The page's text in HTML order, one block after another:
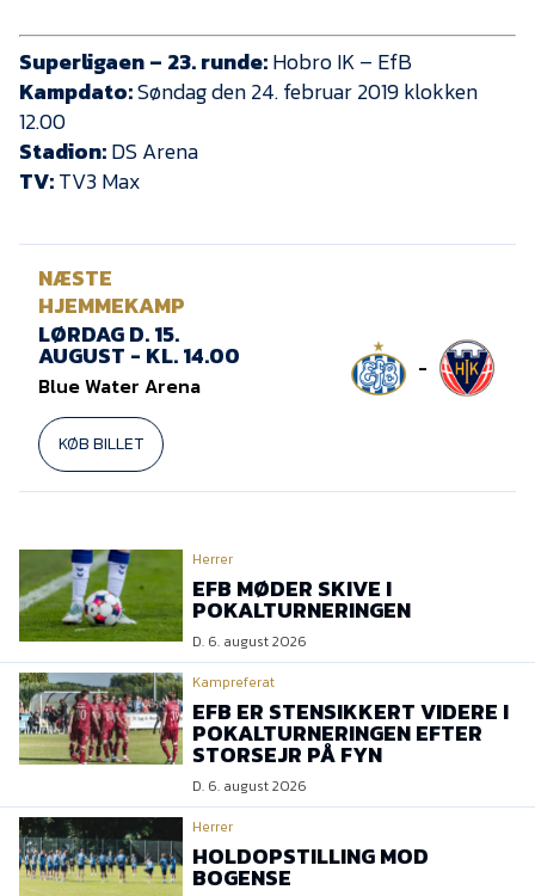
Superligaen – 23. runde:Hobro IK – EfB
Kampdato:Søndag den 24. februar 2019 klokken
12.00
Stadion:DS Arena
TV:TV3 Max
NÆSTE
HJEMMEKAMP
LØRDAG D. 15.
AUGUST - KL. 14.00
Blue Water Arena
KØB BILLET
-
Herrer
EFB MØDER SKIVE I
POKALTURNERINGEN
D. 6. august 2026
Kampreferat
EFB ER STENSIKKERT VIDERE I
POKALTURNERINGEN EFTER
STORSEJR PÅ FYN
D. 6. august 2026
Herrer
HOLDOPSTILLING MOD
BOGENSE